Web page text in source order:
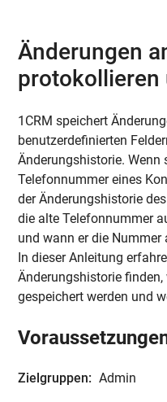
Änderungen
protokollieren
1CRM speichert
benutzerdefinierten
Änderungshistorie. Wenn
Telefonnummer eines
der Änderungshistorie
die alte Telefonnummer
und wann er die Nummer
In dieser Anleitung
Änderungshistorie finden,
gespeichert werden und
Zielgruppen: Admin